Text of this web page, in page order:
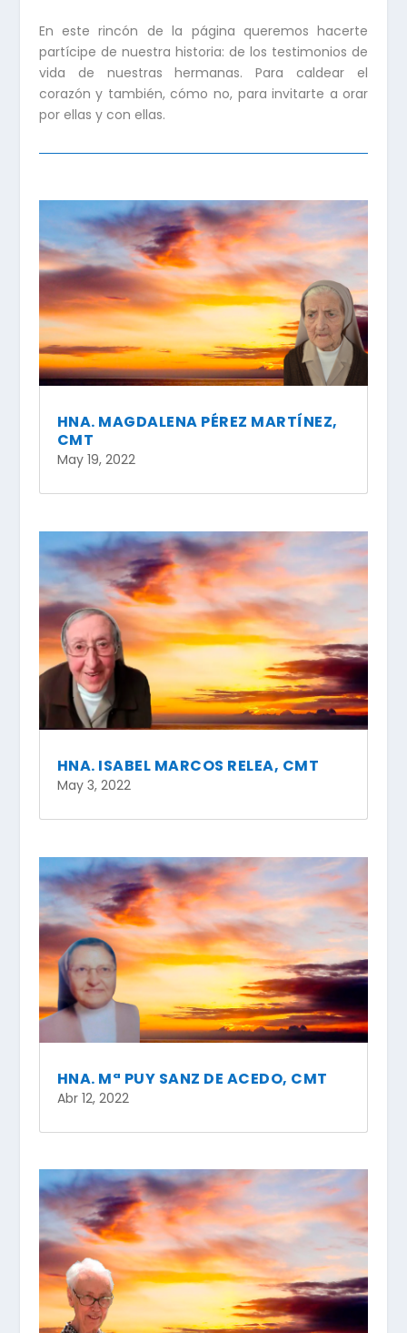
En este rincón de la página queremos hacerte
partícipe de nuestra historia: de los testimonios de
vida de nuestras hermanas. Para caldear el
corazón y también, cómo no, para invitarte a orar
por ellas y con ellas.
HNA. MAGDALENA PÉREZ MARTÍNEZ,
CMT
May 19, 2022
HNA. ISABEL MARCOS RELEA, CMT
May 3, 2022
HNA. Mª PUY SANZ DE ACEDO, CMT
Abr 12, 2022